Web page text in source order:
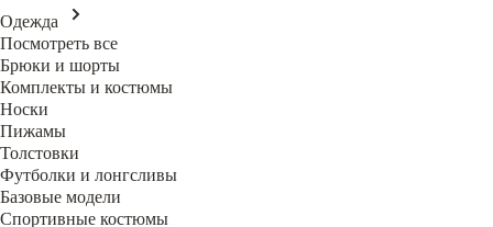
Одежда
Посмотреть все
Брюки и шорты
Комплекты и костюмы
Носки
Пижамы
Толстовки
Футболки и лонгсливы
Базовые модели
Спортивные костюмы